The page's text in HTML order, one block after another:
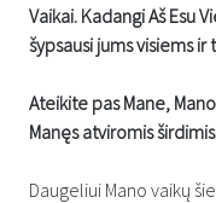
Vaikai. Kadangi Aš Esu
šypsausi jums visiems ir
Ateikite pas Mane,
Manęs atviromis
Daugeliui Mano vaikų